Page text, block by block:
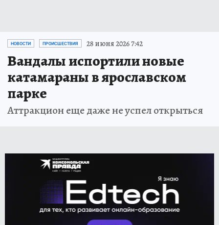
НОВОСТИ ПРОИСШЕСТВИЯ 28 июня 2026 7:42
Вандалы испортили новые
катамараны в ярославском
парке
Аттракцион еще даже не успел открыться